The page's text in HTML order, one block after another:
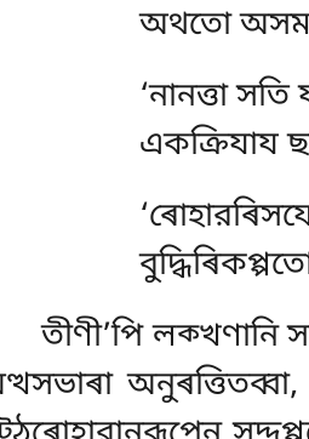
অথতো
‘নানত্তা
একক্রিযায
তীণী’পি লক্খণানি